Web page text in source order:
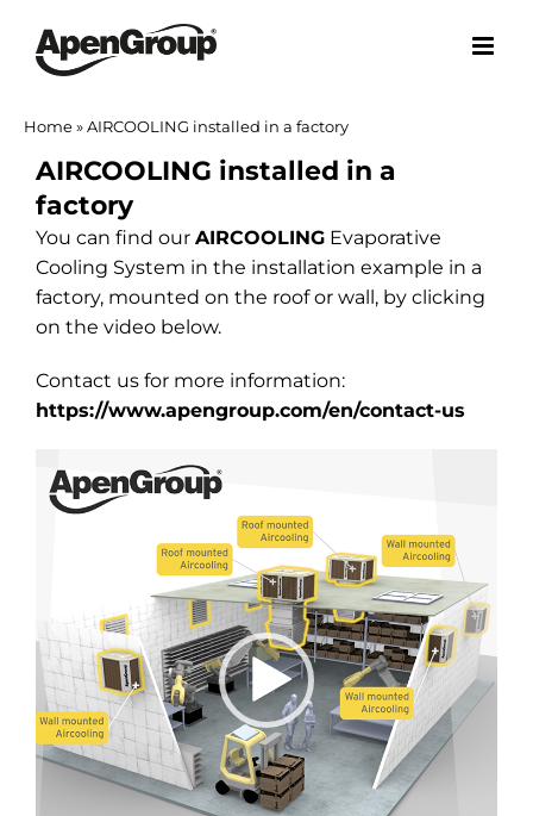
content
Home»AIRCOOLING installed in a factory
AIRCOOLING installed in a
factory
You can find our AIRCOOLINGEvaporative
Cooling System in the installation example in a
factory, mounted on the roof or wall, by clicking
on the video below.
Contact us for more information:
https://www.apengroup.com/en/contact-us
Player